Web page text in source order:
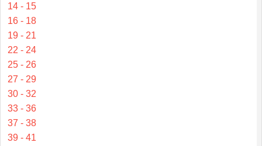
14 - 15
16 - 18
19 - 21
22 - 24
25 - 26
27 - 29
30 - 32
33 - 36
37 - 38
39 - 41